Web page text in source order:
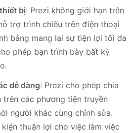
bị: Prezi không giới hạn trên
trợ trình chiếu trên điện thoại
bảng mang lại sự tiện lợi tối đa
phép bạn trình bày bất kỳ
dễ dàng: Prezi cho phép chia
trên các phương tiện truyền
người khác cùng chỉnh sửa.
thuận lợi cho việc làm việc